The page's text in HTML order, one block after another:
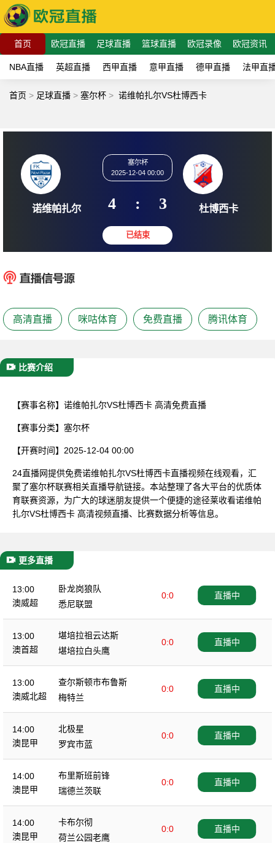
首页 欧冠直播 足球直播 篮球直播 欧冠录像 欧冠资讯
NBA直播 英超直播 西甲直播 意甲直播 德甲直播 法甲直
首页 > 足球直播 > 塞尔杯 > 诺维帕扎尔VS杜博西卡
诺维帕扎尔
塞尔杯
2025-12-04 00:00
4 : 3 杜博
高清直播 咪咕体育 免费直播 腾讯体育
比赛介绍
【赛事名称】 诺维帕扎尔VS杜博西卡 高清免费直播
【赛事分类】 塞尔杯
【开赛时间】 2025-12-04 00:00
24直播网提供免费诺维帕扎尔VS杜博西卡直播视频在线观看，汇
聚了塞尔杯联赛相关直播导航链接。本站整理了各大平台的优质体
育联赛资源，为广大的球迷朋友提供一个便捷的途径莱收看诺维帕
扎尔VS杜博西卡 高清视频直播、比赛数据分析等信息。
更多直播
13:00
澳威超
卧龙岗狼队
0:0
悉尼联盟
直播中
13:00
澳首超
堪培拉祖云达斯
0:0
堪培拉白头鹰
直播中
13:00
澳威北超
查尔斯顿市布鲁斯
0:0
梅特兰
直播中
14:00
澳昆甲
北极星
0:0
罗宾市蓝
直播中
14:00
澳昆甲
布里斯班前锋
0:0
瑞德兰茨联
直播中
14:00
澳昆甲
卡布尔彻
0:0
荷兰公园老鹰
直播中